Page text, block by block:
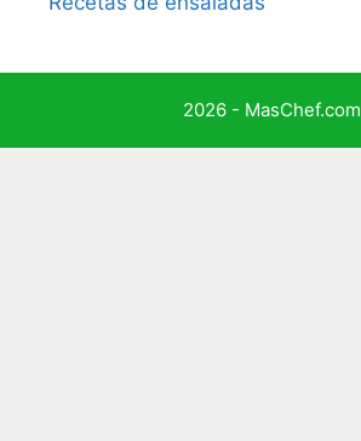
2026 - MasChef.com